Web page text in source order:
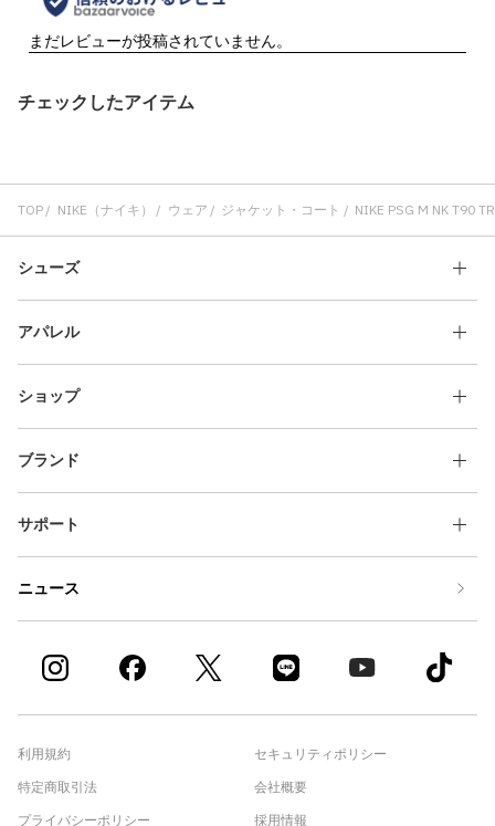
チェックしたアイテム
TOP NIKE（ナイキ） ウェア ジャケット・コート NIKE PSG M NK T90
シューズ
アパレル
ショップ
ブランド
サポート
ニュース
利用規約
特定商取引法
プライバシーポリシー
セキュリティポリシー
会社概要
採用情報